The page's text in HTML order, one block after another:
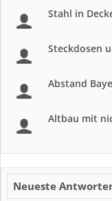
Stahl in
Steckdosen
Abstand
Altbau mit
Neueste